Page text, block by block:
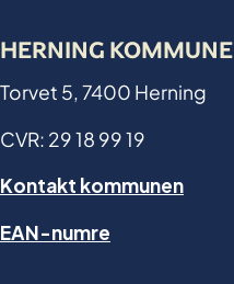
HERNING KOMMUNE
Torvet 5, 7400 Herning
CVR: 29 18 99 19
Kontakt kommunen
EAN-numre